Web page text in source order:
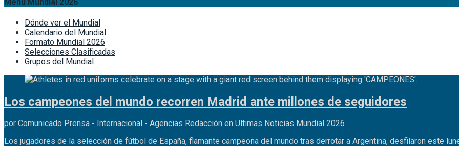
Menú Mundial 2026
Dónde ver el Mundial
Calendario del Mundial
Formato Mundial 2026
Selecciones Clasificadas
Grupos del Mundial
Los campeones del mundo recorren Madrid ante millones de seguidores
por Comunicado Prensa - Internacional - Agencias Redacción en Ultimas Noticias Mundial 2026
Los jugadores de la selección de fútbol de España, flamante campeona del mundo tras derrotar a Argentina, desfilaron este